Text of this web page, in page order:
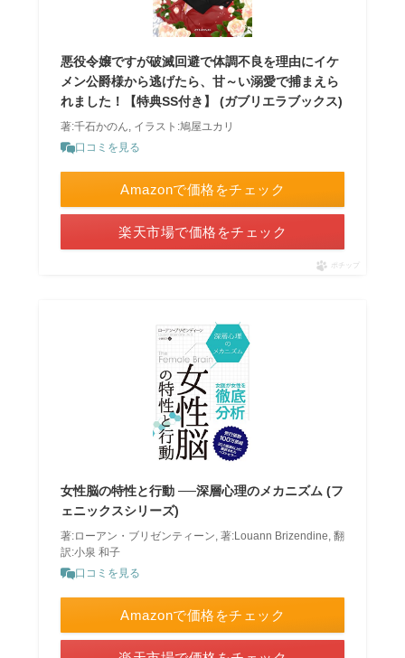
悪役令嬢ですが破滅回避で体調不良を理由にイケ
メン公爵様から逃げたら、甘～い溺愛で捕まえら
れました！【特典SS付き】 (ガブリエラブックス)
著:千石かのん, イラスト:鳩屋ユカリ
口コミを見る
Amazonで価格をチェック
楽天市場で価格をチェック
ポチップ
女性脳の特性と行動 ──深層心理のメカニズム (フ
ェニックスシリーズ)
著:ローアン・ブリゼンティーン, 著:Louann Brizendine, 翻
訳:小泉 和子
口コミを見る
Amazonで価格をチェック